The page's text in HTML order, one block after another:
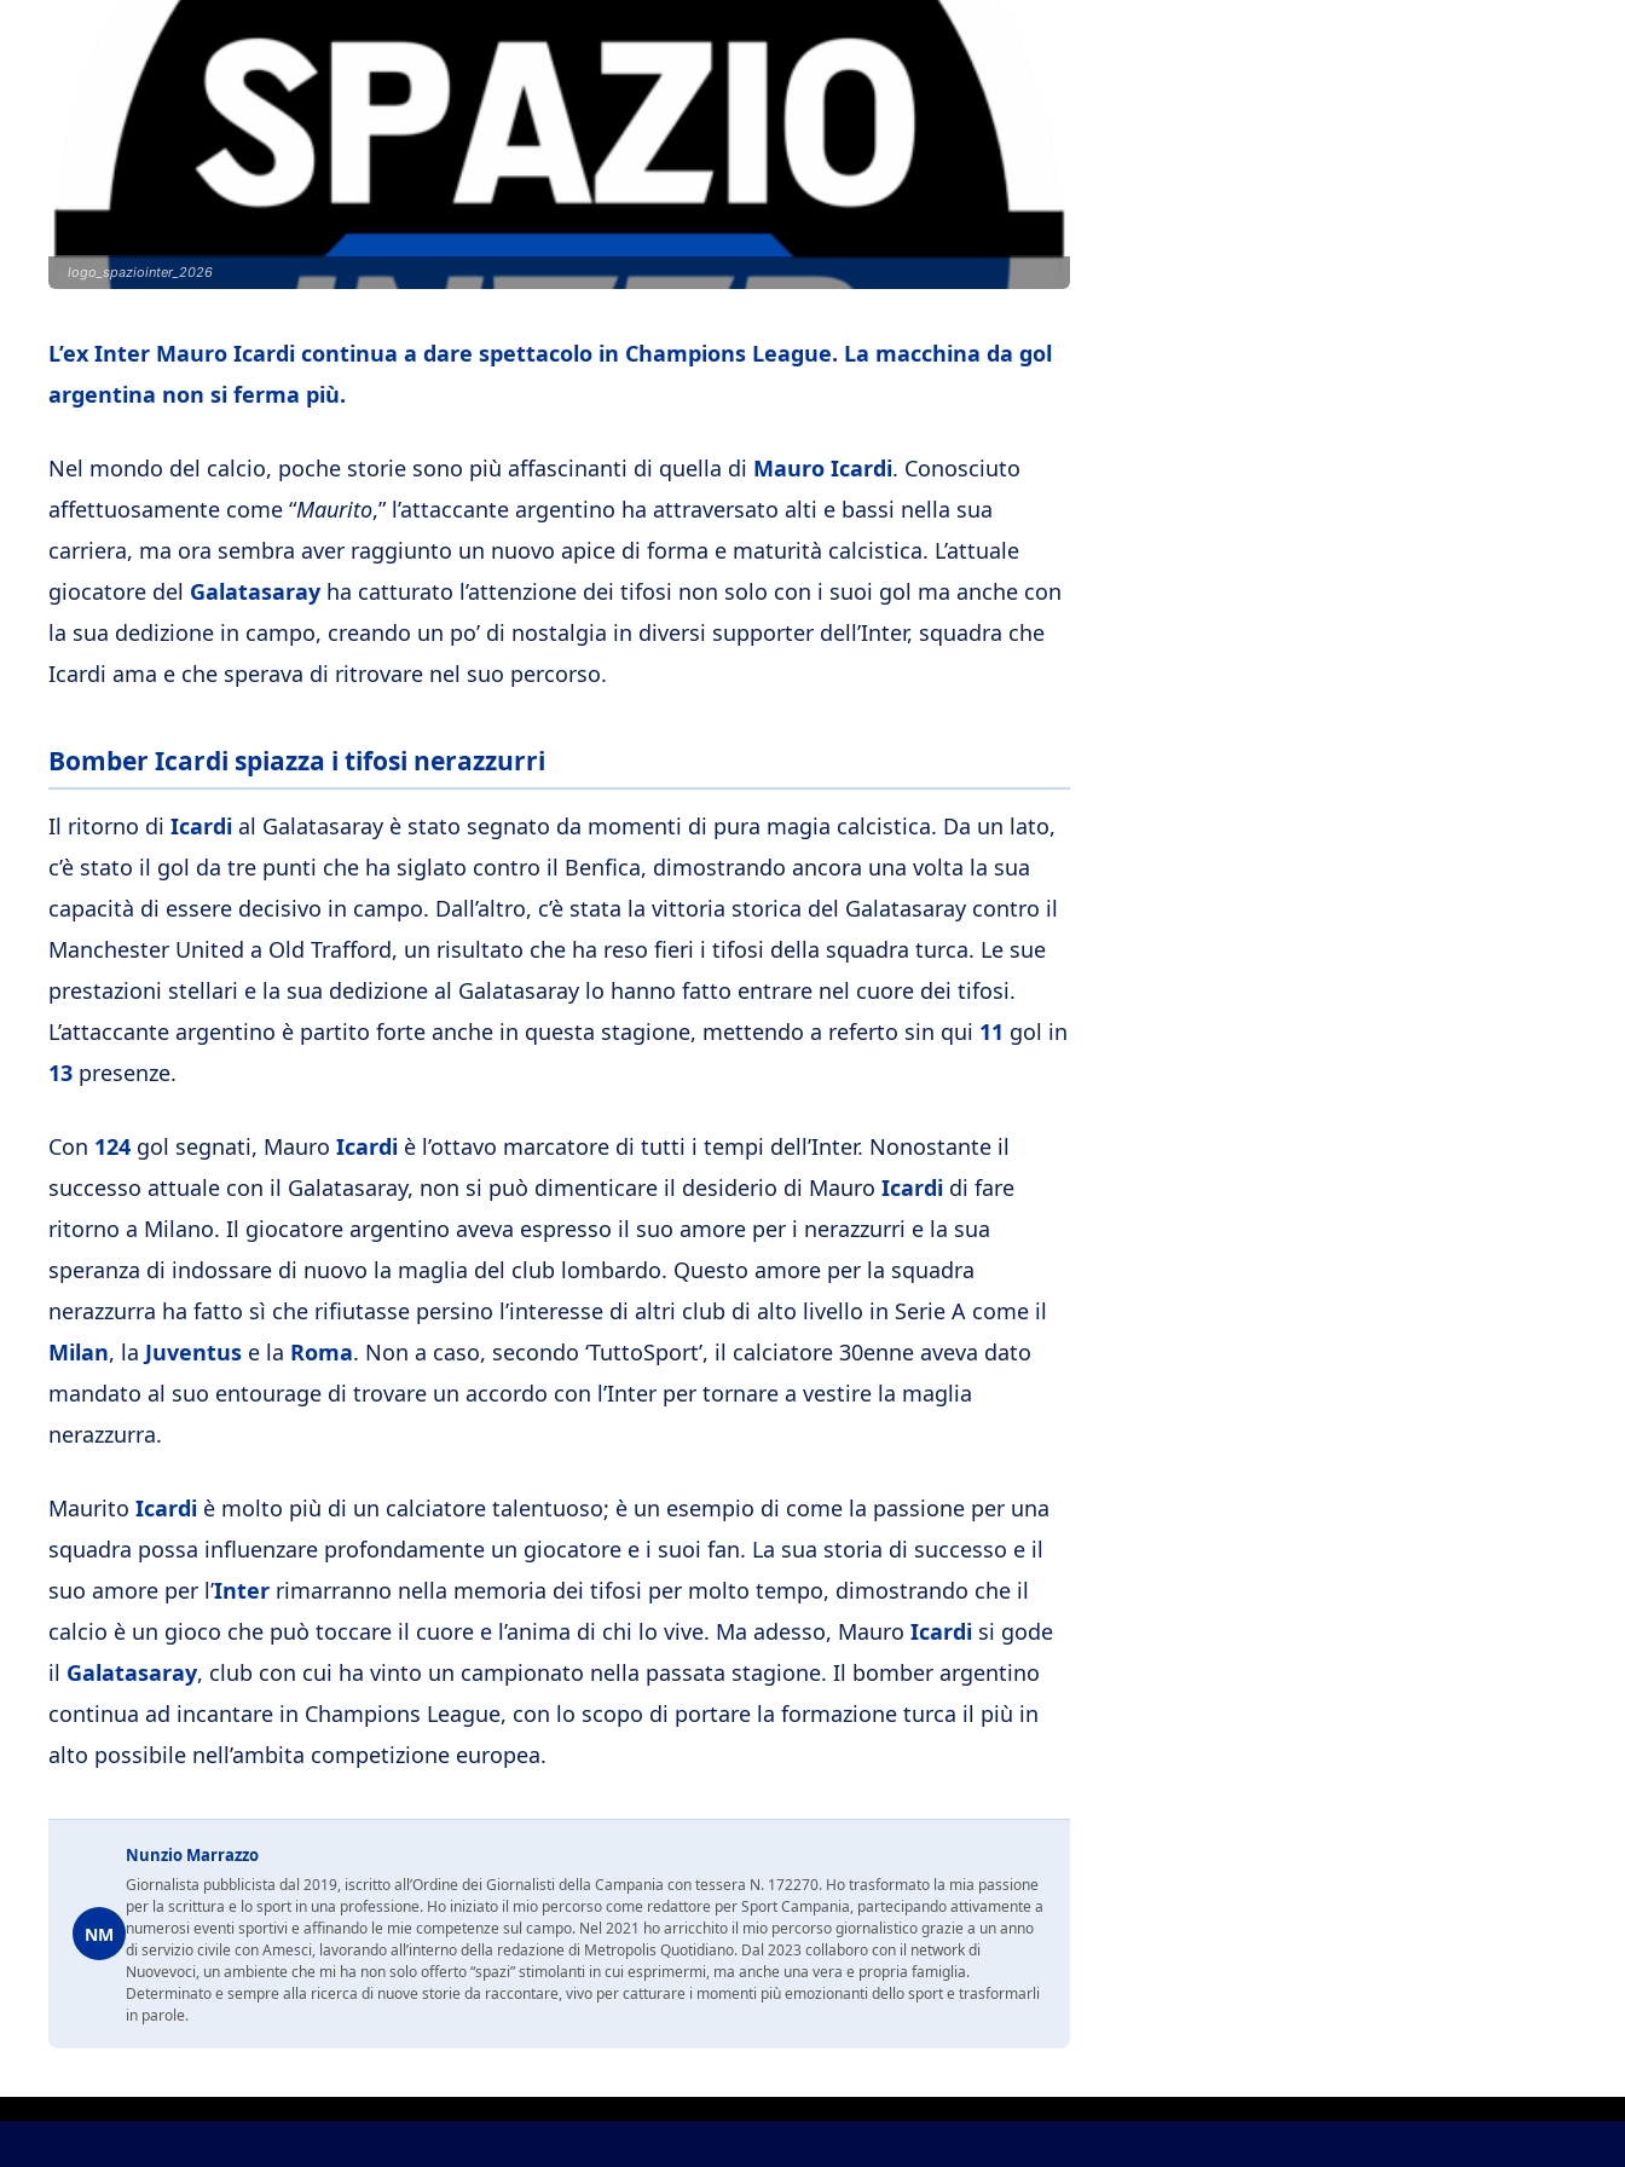
logo_spaziointer_2026
L’ex Inter Mauro Icardi continua a dare spettacolo in Champions League. La macchina da gol
argentina non si ferma più.
Nel mondo del calcio, poche storie sono più affascinanti di quella di Mauro Icardi. Conosciuto
affettuosamente come “Maurito,” l’attaccante argentino ha attraversato alti e bassi nella sua
carriera, ma ora sembra aver raggiunto un nuovo apice di forma e maturità calcistica. L’attuale
giocatore del Galatasaray ha catturato l’attenzione dei tifosi non solo con i suoi gol ma anche con
la sua dedizione in campo, creando un po’ di nostalgia in diversi supporter dell’Inter, squadra che
Icardi ama e che sperava di ritrovare nel suo percorso.
Bomber Icardi spiazza i tifosi nerazzurri
Il ritorno di Icardi al Galatasaray è stato segnato da momenti di pura magia calcistica. Da un lato,
c’è stato il gol da tre punti che ha siglato contro il Benfica, dimostrando ancora una volta la sua
capacità di essere decisivo in campo. Dall’altro, c’è stata la vittoria storica del Galatasaray contro il
Manchester United a Old Trafford, un risultato che ha reso fieri i tifosi della squadra turca. Le sue
prestazioni stellari e la sua dedizione al Galatasaray lo hanno fatto entrare nel cuore dei tifosi.
L’attaccante argentino è partito forte anche in questa stagione, mettendo a referto sin qui 11 gol in
13 presenze.
Con 124 gol segnati, Mauro Icardi è l’ottavo marcatore di tutti i tempi dell’Inter. Nonostante il
successo attuale con il Galatasaray, non si può dimenticare il desiderio di Mauro Icardi di fare
ritorno a Milano. Il giocatore argentino aveva espresso il suo amore per i nerazzurri e la sua
speranza di indossare di nuovo la maglia del club lombardo. Questo amore per la squadra
nerazzurra ha fatto sì che rifiutasse persino l’interesse di altri club di alto livello in Serie A come il
Milan, la Juventus e la Roma. Non a caso, secondo ‘TuttoSport’, il calciatore 30enne aveva dato
mandato al suo entourage di trovare un accordo con l’Inter per tornare a vestire la maglia
nerazzurra.
Maurito Icardi è molto più di un calciatore talentuoso; è un esempio di come la passione per una
squadra possa influenzare profondamente un giocatore e i suoi fan. La sua storia di successo e il
suo amore per l’Inter rimarranno nella memoria dei tifosi per molto tempo, dimostrando che il
calcio è un gioco che può toccare il cuore e l’anima di chi lo vive. Ma adesso, Mauro Icardi si gode
il Galatasaray, club con cui ha vinto un campionato nella passata stagione. Il bomber argentino
continua ad incantare in Champions League, con lo scopo di portare la formazione turca il più in
alto possibile nell’ambita competizione europea.
NM
Nunzio Marrazzo
Giornalista pubblicista dal 2019, iscritto all’Ordine dei Giornalisti della Campania con tessera N. 172270. Ho trasformato la mia passione
per la scrittura e lo sport in una professione. Ho iniziato il mio percorso come redattore per Sport Campania, partecipando attivamente a
numerosi eventi sportivi e affinando le mie competenze sul campo. Nel 2021 ho arricchito il mio percorso giornalistico grazie a un anno
di servizio civile con Amesci, lavorando all’interno della redazione di Metropolis Quotidiano. Dal 2023 collaboro con il network di
Nuovevoci, un ambiente che mi ha non solo offerto “spazi” stimolanti in cui esprimermi, ma anche una vera e propria famiglia.
Determinato e sempre alla ricerca di nuove storie da raccontare, vivo per catturare i momenti più emozionanti dello sport e trasformarli
in parole.